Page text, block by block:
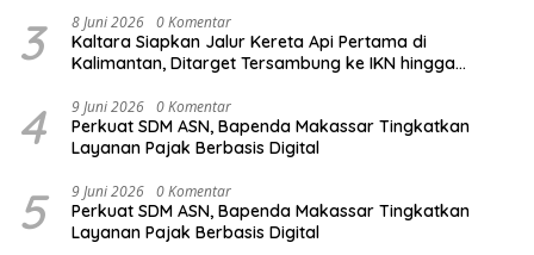
3 8 Juni 2026 0 Komentar
Kaltara Siapkan Jalur Kereta Api Pertama di
Kalimantan, Ditarget Tersambung ke IKN hingga
4 9 Juni 2026 0 Komentar
Perkuat SDM ASN, Bapenda Makassar Tingkatkan
Layanan Pajak Berbasis Digital
5 9 Juni 2026 0 Komentar
Perkuat SDM ASN, Bapenda Makassar Tingkatkan
Layanan Pajak Berbasis Digital